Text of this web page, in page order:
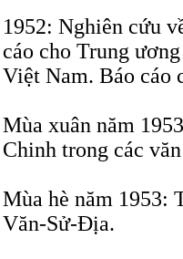
1952: Nghiên cứu
cáo cho Trung
Việt Nam. Báo cáo
Mùa xuân năm
Chinh trong các
Mùa hè năm 1953:
Văn-Sử-Địa.